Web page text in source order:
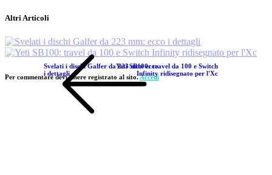
Altri Articoli
Svelati i dischi Galfer da 223 mm: ecco
i dettagli
Yeti SB100: travel da 100 e Switch
Infinity ridisegnato per l'Xc
Per commentare devi essere registrato al sito.Accedi